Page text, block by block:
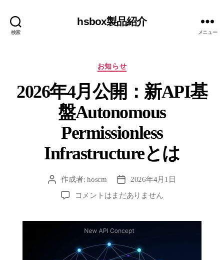
検索
hsbox製品紹介
メニュー
カ
ゴ
リ
ー
お知らせ
2026年4月公開：新API基
盤Autonomous
Permissionless
Infrastructureとは
投
作成者:hoscm
投
稿
日
2026年4月1日
2026
開：
コメントはまだありません